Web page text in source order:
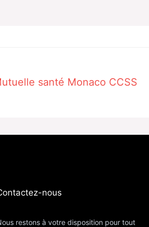
santé Monaco CCSS
nous​
restons à votre disposition pour tout